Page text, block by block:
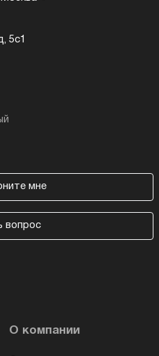
5с1
мне
вопрос
О компании